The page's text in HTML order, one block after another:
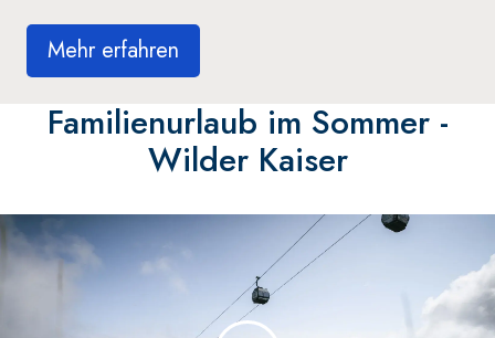
Mehr erfahren
Familienurlaub im Sommer -
Wilder Kaiser